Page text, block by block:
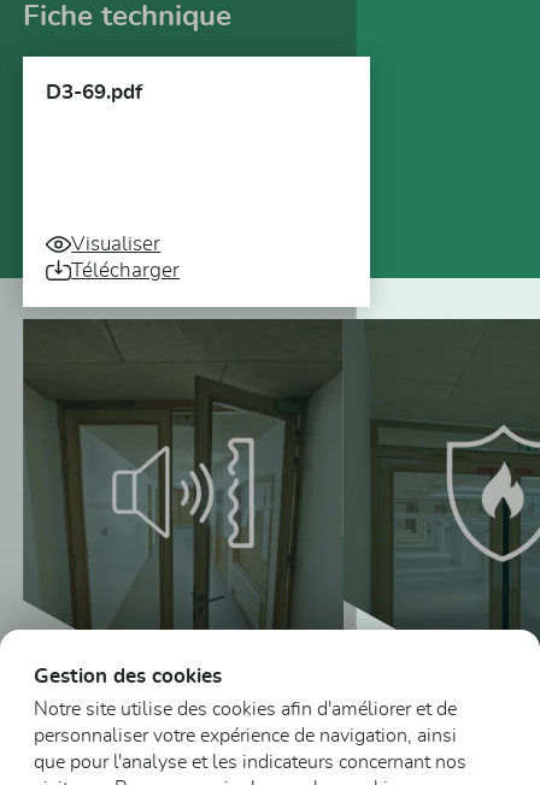
Fiche technique
D3-69.pdf
Visualiser
Télécharger
Blocs-portes
Gestion des cookies
Notre site utilise des cookies afin d'améliorer et de
personnaliser votre expérience de navigation, ainsi
que pour l'analyse et les indicateurs concernant nos